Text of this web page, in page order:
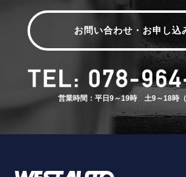
お問い合わせ・お申し込
営業時間：平日9～19時 土9～18時